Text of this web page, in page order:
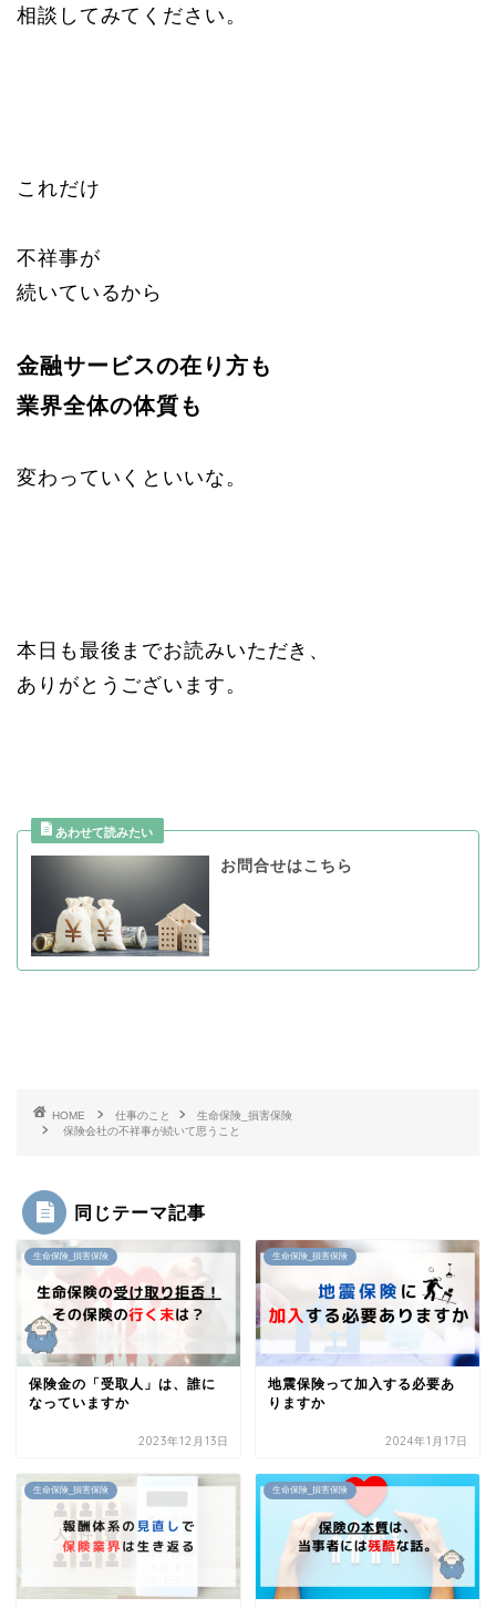
相談してみてください。
これだけ
不祥事が
続いているから
金融サービスの在り方も
業界全体の体質も
変わっていくといいな。
本日も最後までお読みいただき、
ありがとうございます。
お問合せはこちら
HOME 仕事のこと
生命保険_損害保険
保険会社の不祥事が続いて思うこと
同じテーマ記事
生命保険_損害保険
保険金の「受取人」は、誰に
なっていますか
2023年12月13日
生命保険_損害保険
地震保険って加入する必要あ
りますか
2024年1月17日
生命保険_損害保険 生命保険_損害保険